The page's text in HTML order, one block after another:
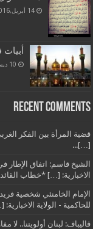
14 أبريل,2016
10 ديسمبر,2017
Recent Comments
قضية المرأة بين الفكر
[…]...
الشيخ قاسم: اتفاق الإطار
الاخبارية: […] *خطاب
الإمام الخامنئي شخصية
للحاكمية - الولاية
قاليباف: لبنان أولويتنا.. لا